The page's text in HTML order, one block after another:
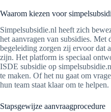
Waarom kiezen voor
Simpelsubsidie.nl heeft zich
het aanvragen van subsidies.
begeleiding zorgen zij ervoor dat
zijn. Het platform is speciaal
ISDE subsidie op
te maken. Of het nu gaat om
hun team staat klaar om te helpen.
Stapsgewijze aanvraagprocedure